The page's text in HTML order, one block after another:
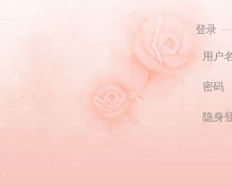
登录
用户名
密码
隐身